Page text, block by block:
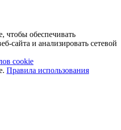
чтобы обеспечивать
сайта и анализировать сетевой
cookie
Правила использования